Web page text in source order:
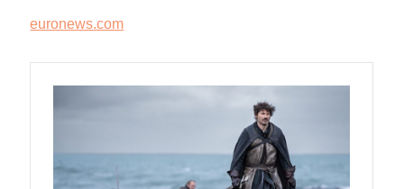
euronews.com